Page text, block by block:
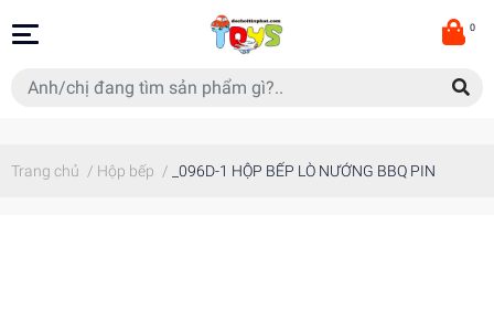
0
Trang chủ / Hộp bếp / _096D-1 HỘP BẾP LÒ NƯỚNG BBQ PIN